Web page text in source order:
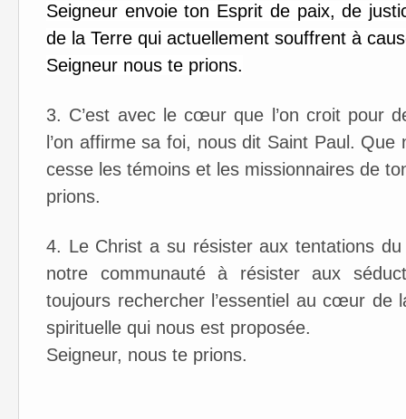
Seigneur envoie ton Esprit de paix, de
de la Terre qui actuellement souffrent à
Seigneur nous te prions.
3. C’est avec le cœur que l’on croit pour
l’on affirme sa foi, nous dit Saint Paul.
cesse les témoins et les missionnaires de
prions.
4. Le Christ a su résister aux tentations
notre communauté à résister aux
toujours rechercher l’essentiel au cœur
spirituelle qui nous est proposée.
Seigneur, nous te prions.